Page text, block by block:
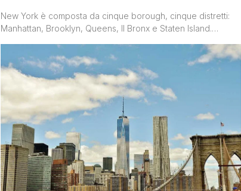
New York è composta da cinque borough, cinque distretti:
Manhattan, Brooklyn, Queens, Il Bronx e Staten Island.
un viaggio in città significa vivere davvero lo spirito della
metropoli. In questo post voglio parlarti di loro, raccontarti chi
sono e cosa hanno da offrire: dall’Empire State Building [']